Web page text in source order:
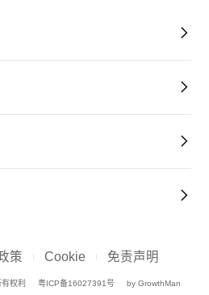
权利 粤ICP备16027391号 by GrowthMan
策 Cookie 免责声明